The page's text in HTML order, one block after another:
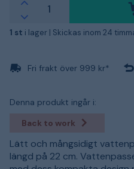
1 st i lager | Skickas inom 24
Fri frakt över 999 kr*
Denna produkt ingår i:
Back to work
Lätt och mångsidigt
längd på 22 cm.